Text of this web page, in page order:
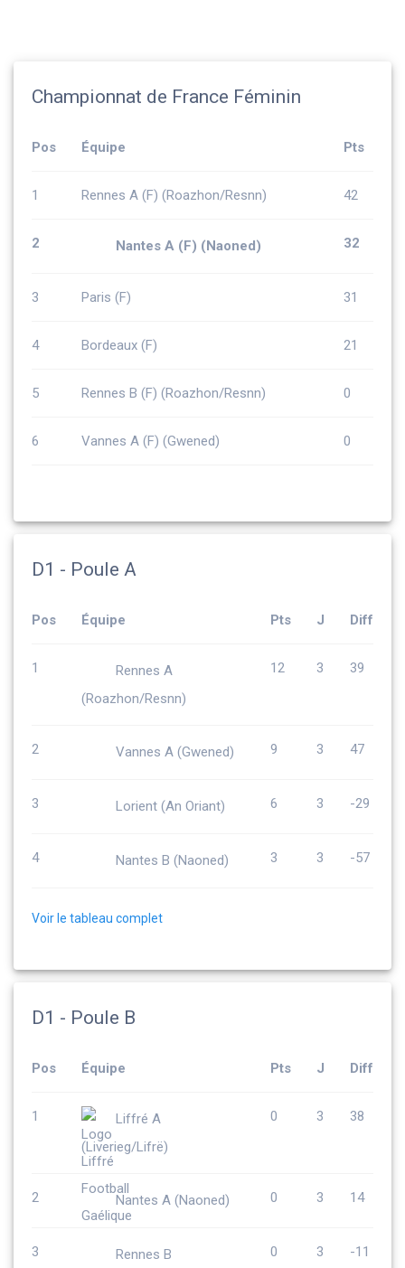
l’article
Championnat de France Féminin
Pos Équipe Pts
1 Rennes A (F) (Roazhon/Resnn) 42
2 Nantes A (F) (Naoned) 32
3 Paris (F) 31
4 Bordeaux (F) 21
5 Rennes B (F) (Roazhon/Resnn) 0
6 Vannes A (F) (Gwened) 0
D1 - Poule A
Pos Équipe Pts J Diff
1
Rennes A
(Roazhon/Resnn)
12 3 39
2 Vannes A (Gwened) 9 3 47
3 Lorient (An Oriant) 6 3 -29
4 Nantes B (Naoned) 3 3 -57
Voir le tableau complet
D1 - Poule B
Pos Équipe Pts J Diff
1
Liffré A
(Liverieg/Lifrë)
0 3 38
2 Nantes A (Naoned) 0 3 14
3
Rennes B
0 3 -11